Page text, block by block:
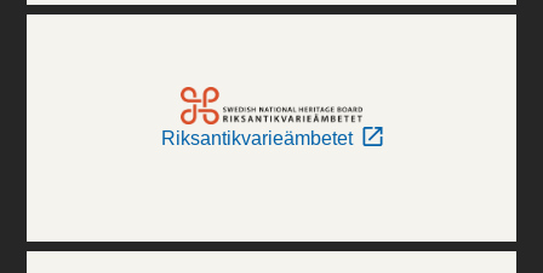
Riksantikvarieämbetet